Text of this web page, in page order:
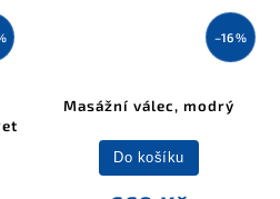
–16 %
Masážní válec, modrý
Do košíku